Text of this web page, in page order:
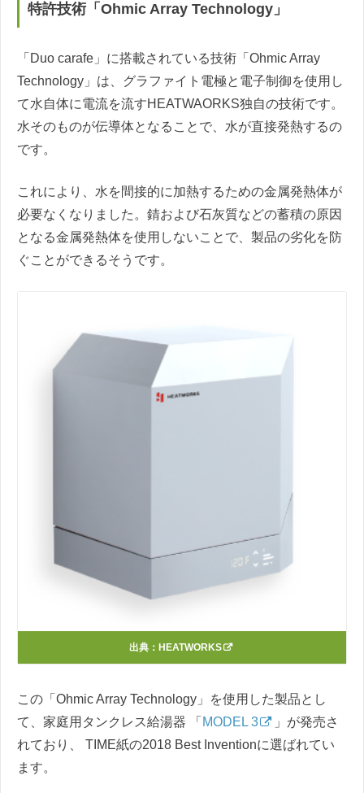
特許技術「Ohmic Array Technology」
「Duo carafe」に搭載されている技術「Ohmic Array
Technology」は、グラファイト電極と電子制御を使用し
て水自体に電流を流すHEATWAORKS独自の技術です。
水そのものが伝導体となることで、水が直接発熱するの
です。
これにより、水を間接的に加熱するための金属発熱体が
必要なくなりました。錆および石灰質などの蓄積の原因
となる金属発熱体を使用しないことで、製品の劣化を防
ぐことができるそうです。
出典： HEATWORKS
この「Ohmic Array Technology」を使用した製品とし
て、家庭用タンクレス給湯器 「 MODEL 3
」が発売さ
れており、 TIME紙の2018 Best Inventionに選ばれてい
ます。